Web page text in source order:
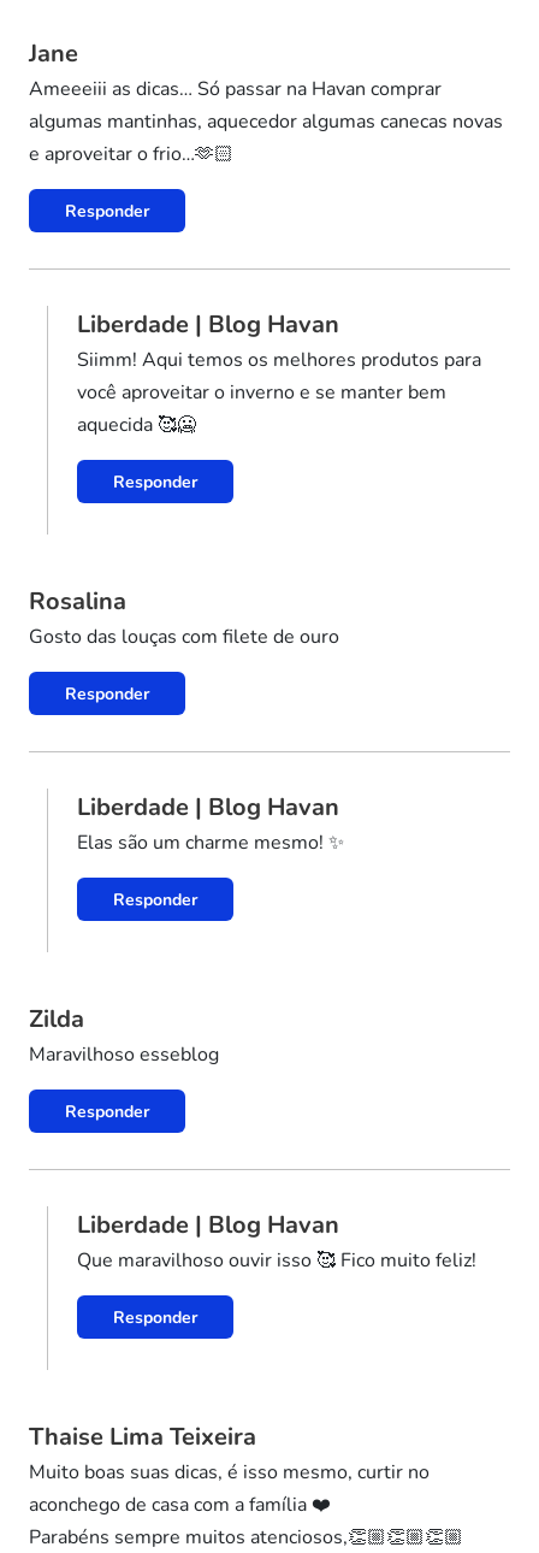
Jane
Ameeeiii as dicas… Só passar na Havan comprar
algumas mantinhas, aquecedor algumas canecas novas
e aproveitar o frio…🫶🏻
Responder
Liberdade | Blog Havan
Siimm! Aqui temos os melhores produtos para
você aproveitar o inverno e se manter bem
aquecida 🥰🥶
Responder
Rosalina
Gosto das louças com filete de ouro
Responder
Liberdade | Blog Havan
Elas são um charme mesmo! ✨
Responder
Zilda
Maravilhoso esseblog
Responder
Liberdade | Blog Havan
Que maravilhoso ouvir isso 🥰 Fico muito feliz!
Responder
Thaise Lima Teixeira
Muito boas suas dicas, é isso mesmo, curtir no
aconchego de casa com a família ❤️
Parabéns sempre muitos atenciosos,👏🏼👏🏼👏🏼